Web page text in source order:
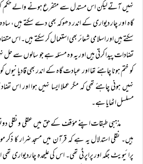
نہیں آتے لیکن اس مستدل سے متفرع ہونے والے حکم کو
گاہ اور چار دیواری کے اندر دھوکہ بھی دے سکتے ہیں،
سکتے ہیں اور اسلامی شعائر بھی استعمال کر سکتے ہیں۔ اس
تضادات پیدا کرتی ہیں اور یہ وہ مسئلہ ہے جو سالوں سے حل
کو ختم ہونا چاہئے تھا اور عبادت گاہ کے اندر بھی
نہیں ہونی چاہئے تھی کہ مگر عملا ایسا نہیں ہوا اور اس تضاد
مسلسل اٹھایا ہے۔
مذہبی طبقات اپنے مؤقف کے حق میں عقلی و نقلی
ہیں۔ نقلی استدلال یہ ہے کہ قرآن میں مسجد ضرار کا ذکر
پرائیویٹ جگہ اور پراپرٹی تھی۔ اس کی علیحدہ چاردیواری